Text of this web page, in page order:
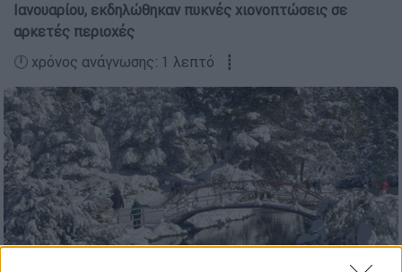
Ιανουαρίου, εκδηλώθηκαν πυκνές χιονοπτώσεις σε
αρκετές περιοχές
🕛 χρόνος ανάγνωσης: 1 λεπτό ┋